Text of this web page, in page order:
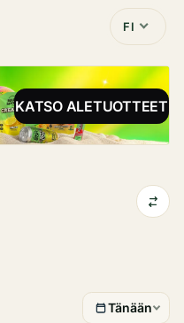
FI
KATSO ALETUOTTEET
Tänään